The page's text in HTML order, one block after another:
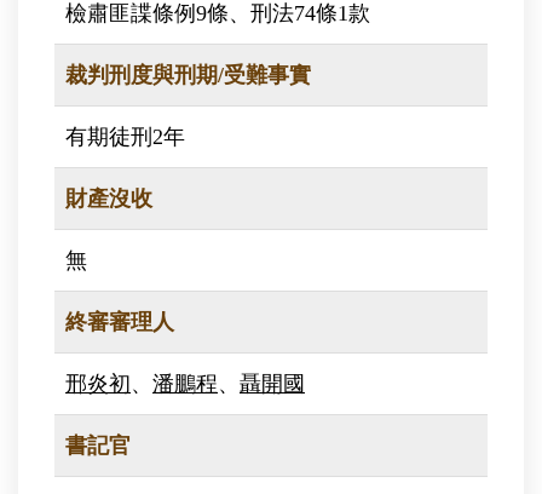
檢肅匪諜條例9條、刑法74條1款
裁判刑度與刑期/受難事實
有期徒刑2年
財產沒收
無
終審審理人
邢炎初 、 潘鵬程、 聶開國
書記官